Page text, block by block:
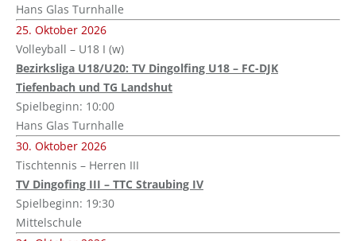
Hans Glas Turnhalle
25. Oktober 2026
Volleyball – U18 I (w)
Bezirksliga U18/U20: TV Dingolfing U18 – FC-DJK
Tiefenbach und TG Landshut
Spielbeginn: 10:00
Hans Glas Turnhalle
30. Oktober 2026
Tischtennis – Herren III
TV Dingofing III – TTC Straubing IV
Spielbeginn: 19:30
Mittelschule